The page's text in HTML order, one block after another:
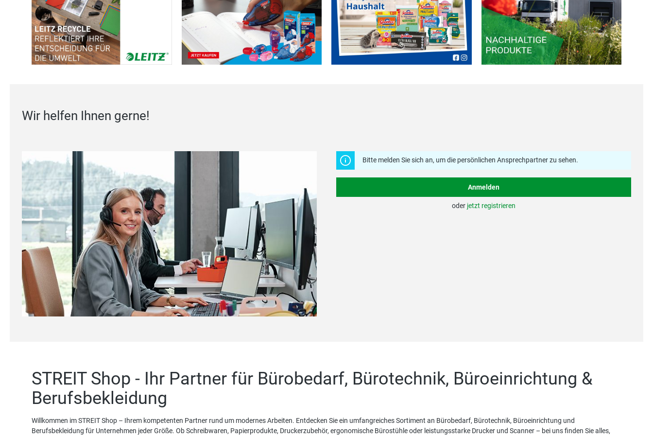
Wir helfen Ihnen gerne!
Bitte melden Sie sich an, um die persönlichen Ansprechpartner zu sehen.
Anmelden
oder jetzt registrieren
STREIT Shop - Ihr Partner für Bürobedarf, Bürotechnik, Büroeinrichtung &
Berufsbekleidung
Willkommen im STREIT Shop – Ihrem kompetenten Partner rund um modernes Arbeiten. Entdecken Sie ein umfangreiches Sortiment an Bürobedarf, Bürotechnik, Büroeinrichtung und
Berufsbekleidung für Unternehmen jeder Größe. Ob Schreibwaren, Papierprodukte, Druckerzubehör, ergonomische Bürostühle oder leistungsstarke Drucker und Scanner – bei uns finden Sie alles,